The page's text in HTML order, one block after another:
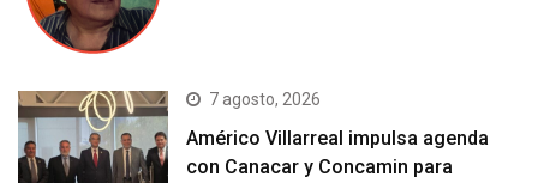
7 agosto, 2026
Américo Villarreal impulsa agenda
con Canacar y Concamin para